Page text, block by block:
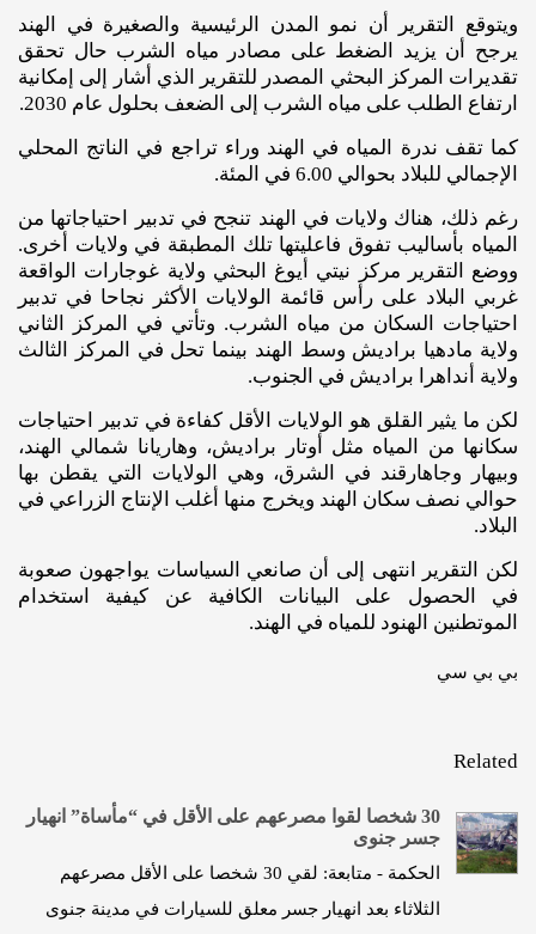
ويتوقع التقرير أن نمو المدن الرئيسية والصغيرة في الهند
يرجح أن يزيد الضغط على مصادر مياه الشرب حال تحقق
تقديرات المركز البحثي المصدر للتقرير الذي أشار إلى إمكانية
ارتفاع الطلب على مياه الشرب إلى الضعف بحلول عام 2030.
كما تقف ندرة المياه في الهند وراء تراجع في الناتج المحلي
الإجمالي للبلاد بحوالي 6.00 في المئة.
رغم ذلك، هناك ولايات في الهند تنجح في تدبير احتياجاتها من
المياه بأساليب تفوق فاعليتها تلك المطبقة في ولايات أخرى.
ووضع التقرير مركز نيتي أيوغ البحثي ولاية غوجارات الواقعة
غربي البلاد على رأس قائمة الولايات الأكثر نجاحا في تدبير
احتياجات السكان من مياه الشرب. وتأتي في المركز الثاني
ولاية مادهيا براديش وسط الهند بينما تحل في المركز الثالث
ولاية أنداهرا براديش في الجنوب.
لكن ما يثير القلق هو الولايات الأقل كفاءة في تدبير احتياجات
سكانها من المياه مثل أوتار براديش، وهاريانا شمالي الهند،
وبيهار وجاهارقند في الشرق، وهي الولايات التي يقطن بها
حوالي نصف سكان الهند ويخرج منها أغلب الإنتاج الزراعي في
البلاد.
لكن التقرير انتهى إلى أن صانعي السياسات يواجهون صعوبة
في الحصول على البيانات الكافية عن كيفية استخدام
الموتطنين الهنود للمياه في الهند.
بي بي سي
Related
30 شخصا لقوا مصرعهم على الأقل في “مأساة” انهيار
جسر جنوى
الحكمة - متابعة: لقي 30 شخصا على الأقل مصرعهم
الثلاثاء بعد انهيار جسر معلق للسيارات في مدينة جنوى